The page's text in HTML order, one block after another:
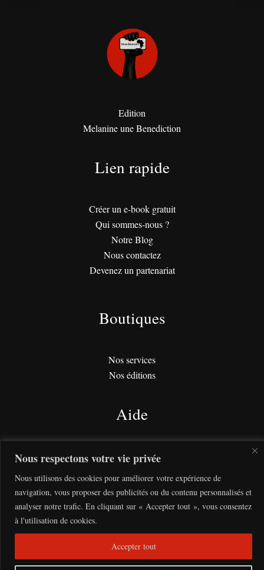
Nous respectons votre vie privée
Nous utilisons des cookies pour améliorer votre expérience de
navigation, vous proposer des publicités ou du contenu personnalisés et
analyser notre trafic. En cliquant sur « Accepter tout », vous consentez
à l'utilisation de cookies.
Accepter tout
Edition
Melanine une Benediction
Lien rapide
Créer un e-book gratuit
Qui sommes-nous ?
Notre Blog
Nous contactez
Devenez un partenariat
Boutiques
Nos services
Nos éditions
Aide
Condition générale de vente
Copyright © 2026 Mélanine | créé par